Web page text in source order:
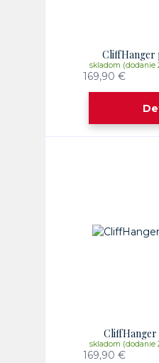
CliffHanger
169,90 €
skladom (dodanie
CliffHanger
169,90 €
skladom (dodanie